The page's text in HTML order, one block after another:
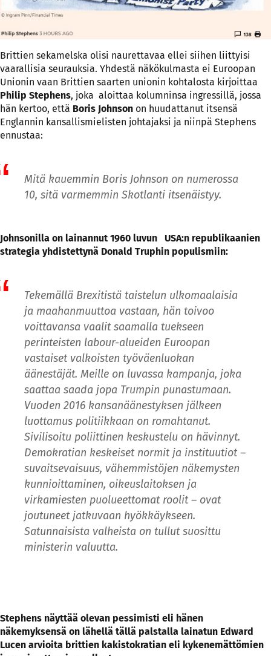
Brittien sekamelska olisi naurettavaa ellei siihen liittyisi
vaarallisia seurauksia. Yhdestä näkökulmasta ei Euroopan
Unionin vaan Brittien saarten unionin kohtalosta kirjoittaa
Philip Stephens, joka aloittaa kolumninsa ingressillä, jossa
hän kertoo, että Boris Johnson on huudattanut itsensä
Englannin kansallismielisten johtajaksi ja niinpä Stephens
ennustaa:
Mitä kauemmin Boris Johnson on numerossa
10, sitä varmemmin Skotlanti itsenäistyy.
Johnsonilla on lainannut 1960 luvun USA:n republikaanien
strategia yhdistettynä Donald Truphin populismiin:
Tekemällä Brexitistä taistelun ulkomaalaisia
ja maahanmuuttoa vastaan, hän toivoo
voittavansa vaalit saamalla tuekseen
perinteisten labour-alueiden Euroopan
vastaiset valkoisten työväenluokan
äänestäjät. Meille on luvassa kampanja, joka
saattaa saada jopa Trumpin punastumaan.
Vuoden 2016 kansanäänestyksen jälkeen
luottamus politiikkaan on romahtanut.
Sivilisoitu poliittinen keskustelu on hävinnyt.
Demokratian keskeiset normit ja instituutiot –
suvaitsevaisuus, vähemmistöjen näkemysten
kunnioittaminen, oikeuslaitoksen ja
virkamiesten puolueettomat roolit – ovat
joutuneet jatkuvaan hyökkäykseen.
Satunnaisista valheista on tullut suosittu
ministerin valuutta.
Stephens näyttää olevan pessimisti eli hänen
näkemyksensä on lähellä tällä palstalla lainatun Edward
Lucen arvioita brittien kakistokratian eli kykenemättömien